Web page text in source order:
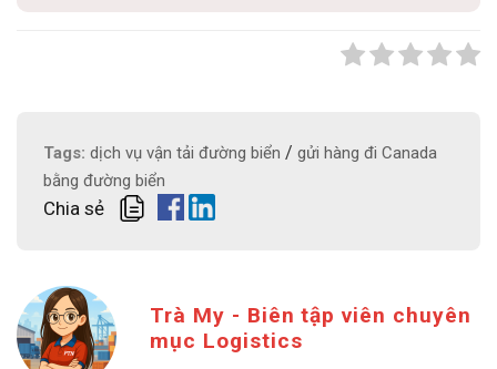
Tags: dịch vụ vận tải đường biển / gửi hàng đi Canada
bằng đường biển
Chia sẻ
Trà My - Biên tập viên chuyên
mục Logistics